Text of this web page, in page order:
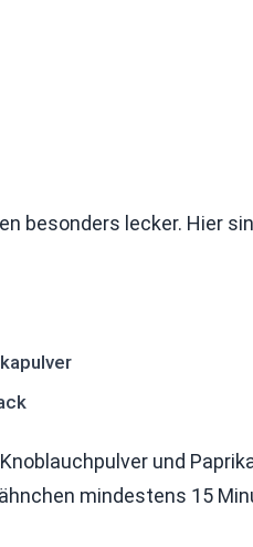
besonders lecker. Hier
und
mindestens 15